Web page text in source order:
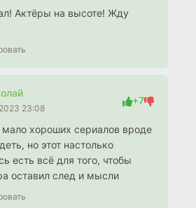
Актёры на высоте! Жду
23:08
+7
мало хороших сериалов вроде
но этот настолько
есть всё для того, чтобы
оставил след и мысли